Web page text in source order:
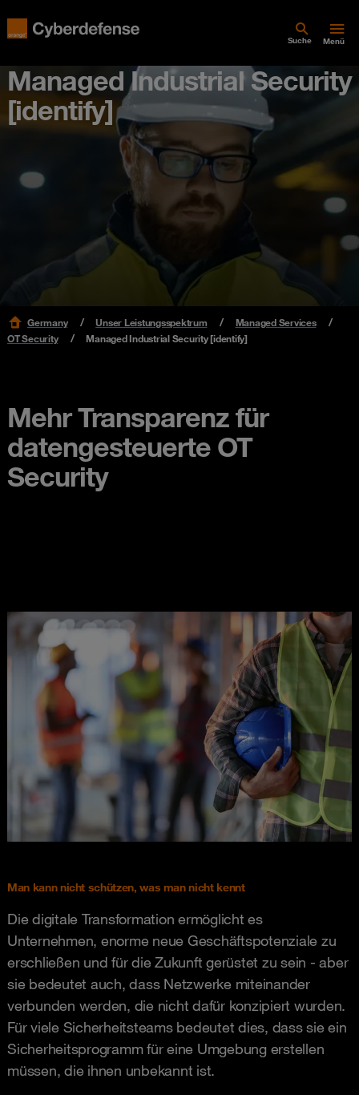
Suche Menü
Managed Industrial Security
[identify]
Germany Unser Leistungsspektrum
Managed Services
OT Security
Managed Industrial Security [identify]
Mehr Transparenz für
datengesteuerte OT
Security
Man kann nicht schützen, was man nicht kennt
Die digitale Transformation ermöglicht es
Unternehmen, enorme neue Geschäftspotenziale zu
erschließen und für die Zukunft gerüstet zu sein - aber
sie bedeutet auch, dass Netzwerke miteinander
verbunden werden, die nicht dafür konzipiert wurden.
Für viele Sicherheitsteams bedeutet dies, dass sie ein
Sicherheitsprogramm für eine Umgebung erstellen
müssen, die ihnen unbekannt ist.